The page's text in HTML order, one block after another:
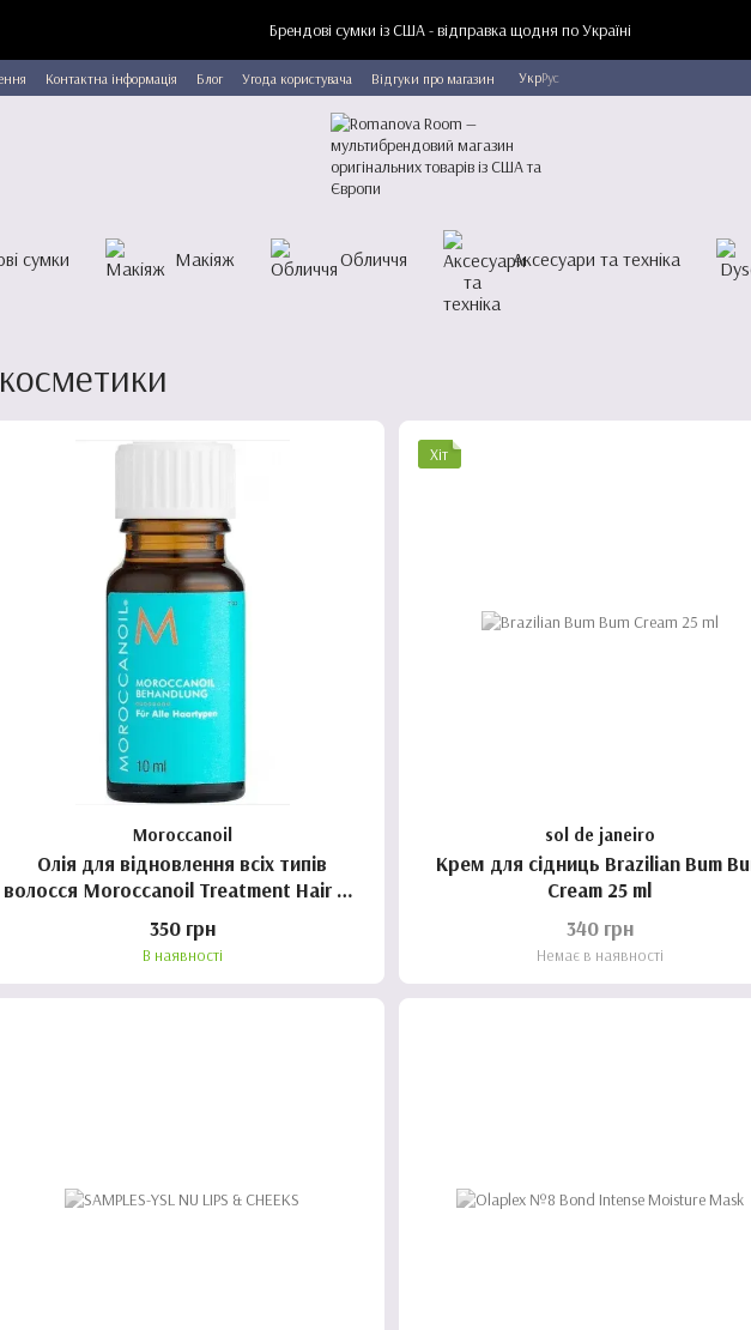
Брендові сумки із США - відправка щодня по Україні
Контактна інформація Блог Угода користувача Відгуки про магазин УкрРус
сумки Макіяж Обличчя Аксесуари та техніка
Moroccanoil
Олiя для вiдновлення всiх типiв
волосся Moroccanoil Treatment Hair Oil
350 грн
В наявності
Хіт
sol de janeiro
Крем для сідниць Brazilian Bum Bum
Cream 25 ml
340 грн
Немає в наявності